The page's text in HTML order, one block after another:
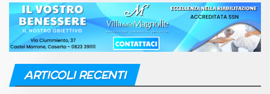
ARTICOLI RECENTI